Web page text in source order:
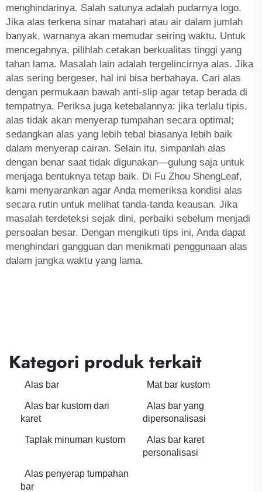
menghindarinya. Salah satunya adalah pudarnya logo.
Jika alas terkena sinar matahari atau air dalam jumlah
banyak, warnanya akan memudar seiring waktu. Untuk
mencegahnya, pilihlah cetakan berkualitas tinggi yang
tahan lama. Masalah lain adalah tergelincirnya alas. Jika
alas sering bergeser, hal ini bisa berbahaya. Cari alas
dengan permukaan bawah anti-slip agar tetap berada di
tempatnya. Periksa juga ketebalannya: jika terlalu tipis,
alas tidak akan menyerap tumpahan secara optimal;
sedangkan alas yang lebih tebal biasanya lebih baik
dalam menyerap cairan. Selain itu, simpanlah alas
dengan benar saat tidak digunakan—gulung saja untuk
menjaga bentuknya tetap baik. Di Fu Zhou ShengLeaf,
kami menyarankan agar Anda memeriksa kondisi alas
secara rutin untuk melihat tanda-tanda keausan. Jika
masalah terdeteksi sejak dini, perbaiki sebelum menjadi
persoalan besar. Dengan mengikuti tips ini, Anda dapat
menghindari gangguan dan menikmati penggunaan alas
dalam jangka waktu yang lama.
Kategori produk terkait
Alas bar Mat bar kustom
Alas bar kustom dari
karet
Alas bar yang
dipersonalisasi
Taplak minuman kustom
Alas bar karet
personalisasi
Alas penyerap tumpahan
bar